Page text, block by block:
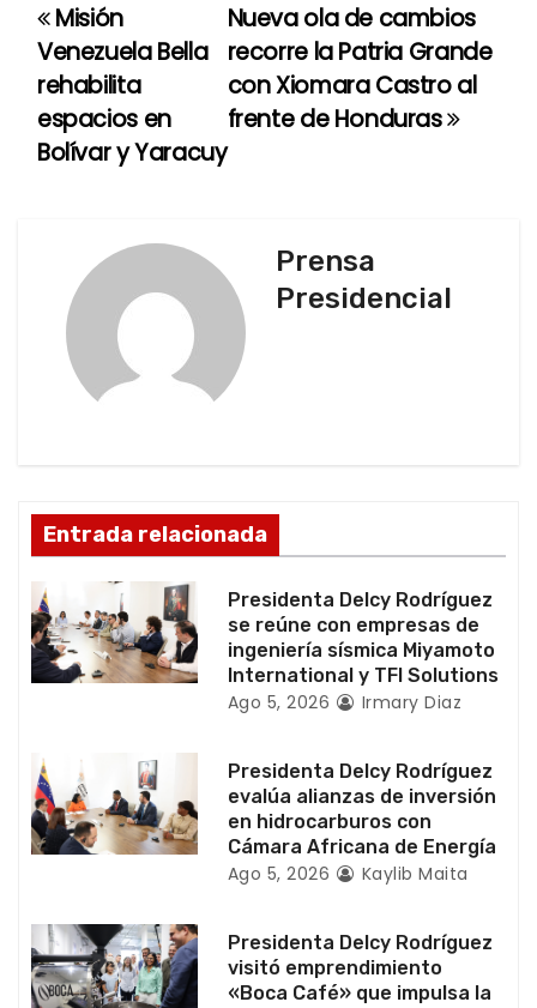
N
a
v
d
e
e
n
r
a
a
s
Nueva ola de cambios
recorre la Patria Grande
con Xiomara Castro al
frente de Honduras
Misión
Venezuela Bella
rehabilita
espacios en
Bolívar y Yaracuy
Prensa
Presidencial
Entrada relacionada
Presidenta Delcy Rodríguez
se reúne con empresas de
ingeniería sísmica Miyamoto
International y TFI Solutions
Ago 5, 2026 Irmary Diaz
Presidenta Delcy Rodríguez
evalúa alianzas de inversión
en hidrocarburos con
Cámara Africana de Energía
Ago 5, 2026 Kaylib Maita
Presidenta Delcy Rodríguez
visitó emprendimiento
«Boca Café» que impulsa la